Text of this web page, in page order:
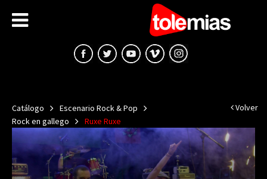
Catálogo
Escenario Rock & Pop
Rock en gallego
Ruxe Ruxe
Volver